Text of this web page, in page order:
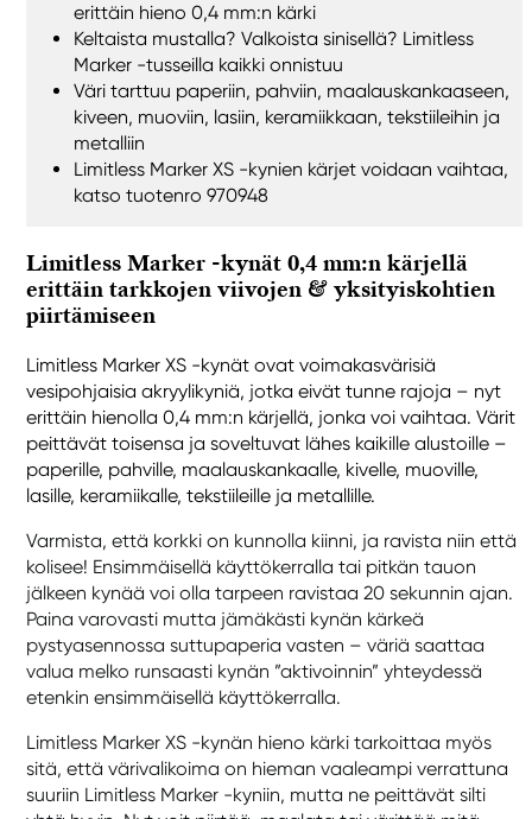
erittäin hieno 0,4 mm:n kärki
Keltaista mustalla? Valkoista sinisellä? Limitless
Marker -tusseilla kaikki onnistuu
Väri tarttuu paperiin, pahviin, maalauskankaaseen,
kiveen, muoviin, lasiin, keramiikkaan, tekstiileihin ja
metalliin
Limitless Marker XS -kynien kärjet voidaan vaihtaa,
katso tuotenro 970948
Limitless Marker -kynät 0,4 mm:n kärjellä
erittäin tarkkojen viivojen & yksityiskohtien
piirtämiseen
Limitless Marker XS -kynät ovat voimakasvärisiä
vesipohjaisia akryylikyniä, jotka eivät tunne rajoja – nyt
erittäin hienolla 0,4 mm:n kärjellä, jonka voi vaihtaa. Värit
peittävät toisensa ja soveltuvat lähes kaikille alustoille –
paperille, pahville, maalauskankaalle, kivelle, muoville,
lasille, keramiikalle, tekstiileille ja metallille.
Varmista, että korkki on kunnolla kiinni, ja ravista niin että
kolisee! Ensimmäisellä käyttökerralla tai pitkän tauon
jälkeen kynää voi olla tarpeen ravistaa 20 sekunnin ajan.
Paina varovasti mutta jämäkästi kynän kärkeä
pystyasennossa suttupaperia vasten – väriä saattaa
valua melko runsaasti kynän ”aktivoinnin” yhteydessä
etenkin ensimmäisellä käyttökerralla.
Limitless Marker XS -kynän hieno kärki tarkoittaa myös
sitä, että värivalikoima on hieman vaaleampi verrattuna
suuriin Limitless Marker -kyniin, mutta ne peittävät silti